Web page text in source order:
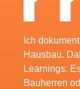
Ich
Hausbau.
Learnings.
Bauherren